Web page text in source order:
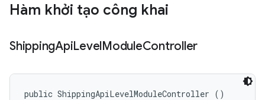
Hàm khởi tạo công khai
ShippingApiLevelModuleController
public ShippingApiLevelModuleController ()